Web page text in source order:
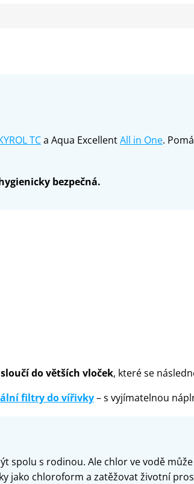
TCa Aqua ExcellentAll in One.
bezpečná.
do větších vloček, které se
filtry do vířivky– s vyjímatelnou
spolu s rodinou. Ale chlor ve vodě
jako chloroform a zatěžovat životní